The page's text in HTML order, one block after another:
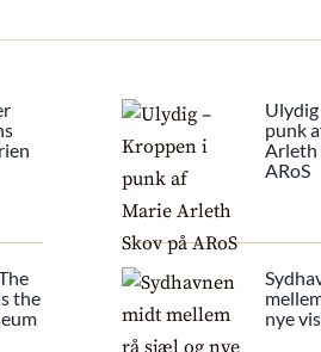
the
punk
Arleth
ARoS
nye